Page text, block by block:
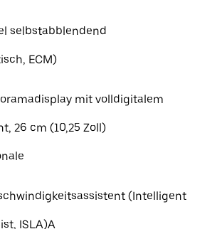
selbstabblendend
ECM)
mit volldigitalem
26 cm (10,25 Zoll)
(Intelligent
ISLA)A